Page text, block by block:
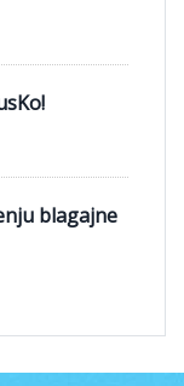
blagajne